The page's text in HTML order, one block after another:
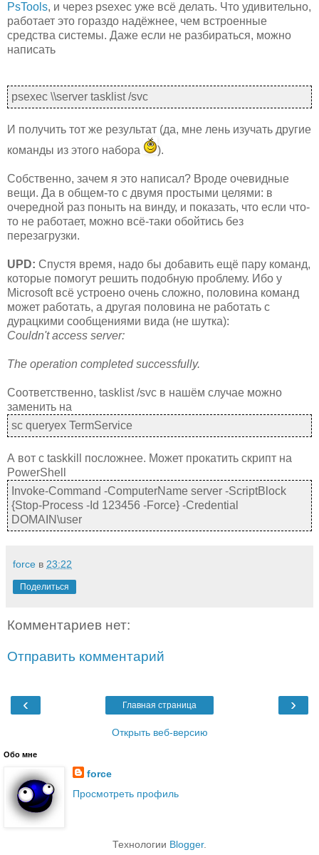
PsTools, и через psexec уже всё делать. Что удивительно,
работает это гораздо надёжнее, чем встроенные
средства системы. Даже если не разбираться, можно
написать
psexec \\server tasklist /svc
И получить тот же результат (да, мне лень изучать другие
команды из этого набора
).
Собственно, зачем я это написал? Вроде очевидные
вещи. Да в общем-то с двумя простыми целями: в
очередной раз поныть на винду, и показать, что если что-
то не работает, можно всё-таки обойтись без
перезагрузки.
UPD: Спустя время, надо бы добавить ещё пару команд,
которые помогут решить подобную проблему. Ибо у
Microsoft всё устроено очень сложно, половина команд
может работать, а другая половина не работать с
дурацкими сообщениями вида (не шутка):
Couldn't access server:
The operation completed successfully.
Соответственно, tasklist /svc в нашём случае можно
заменить на
sc queryex TermService
А вот с taskkill посложнее. Может прокатить скрипт на
PowerShell
Invoke-Command -ComputerName server -ScriptBlock
{Stop-Process -Id 123456 -Force} -Credential
DOMAIN\user
force в 23:22
Поделиться
Комментариев нет:
Отправить комментарий
‹ ›
Главная страница
Открыть веб-версию
Обо мне
force
Просмотреть профиль
Технологии Blogger.